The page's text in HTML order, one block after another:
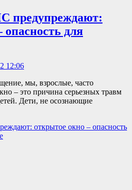
предупреждают:
для
12:06
мы, взрослые, часто
– это причина серьезных травм
Дети, не осознающие
открытое окно – опасность